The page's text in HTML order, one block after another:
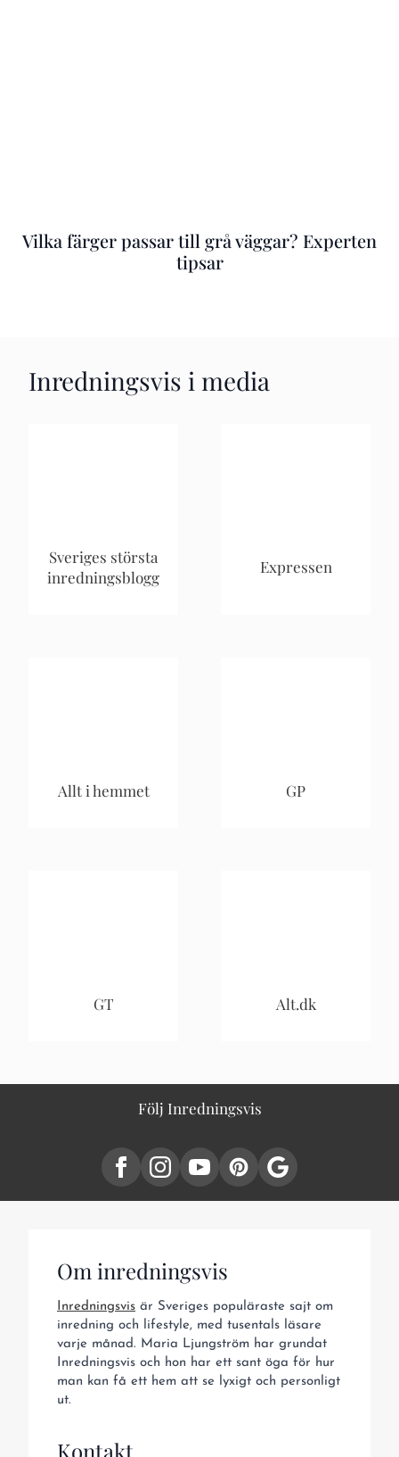
Vilka färger passar till grå väggar? Experten
tipsar
Inredningsvis i media
Sveriges största
inredningsblogg
Expressen
Allt i hemmet GP
GT Alt.dk
Följ Inredningsvis
Om inredningsvis
Inredningsvis är Sveriges populäraste sajt om
inredning och lifestyle, med tusentals läsare
varje månad. Maria Ljungström har grundat
Inredningsvis och hon har ett sant öga för hur
man kan få ett hem att se lyxigt och personligt
ut.
Kontakt